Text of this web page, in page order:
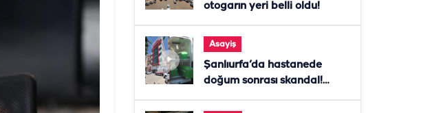
otogarın yeri belli oldu!
Asayiş
Şanlıurfa’da hastanede
doğum sonrası skandal!